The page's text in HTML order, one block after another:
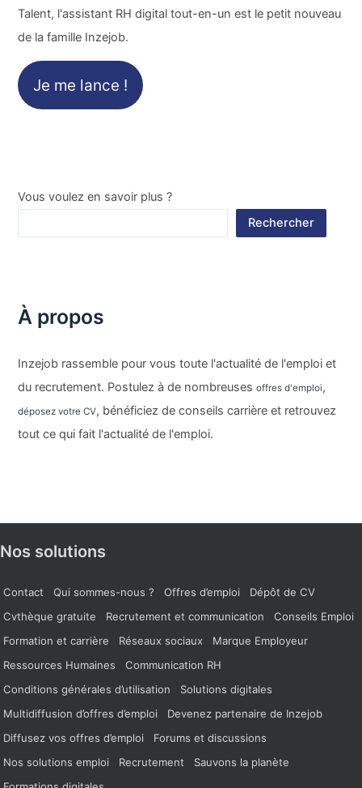
Talent, l'assistant RH digital tout-en-un est le petit nouveau
de la famille Inzejob.
Je me lance !
Vous voulez en savoir plus ?
Rechercher
À propos
Inzejob rassemble pour vous toute l'actualité de l'emploi et
du recrutement. Postulez à de nombreusesoffres d'emploi,
déposez votre CV, bénéficiez de conseils carrière et retrouvez
tout ce qui fait l'actualité de l'emploi.
Nos solutions
Contact Qui sommes-nous ? Offres d’emploi
Dépôt de CV
Cvthèque gratuite
Recrutement et communication
Conseils Emploi
Formation et carrière
Réseaux sociaux
Marque Employeur
Ressources Humaines
Communication RH
Conditions générales d’utilisation
Solutions digitales
Multidiffusion d’offres d’emploi
Devenez partenaire de Inzejob
Diffusez vos offres d’emploi
Forums et discussions
Nos solutions emploi
Recrutement
Sauvons la planète